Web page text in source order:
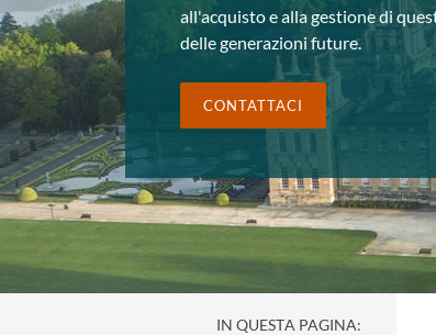
all'acquisto e alla gestione di
delle generazioni future.
CONTATTACI
IN QUESTA PAGINA: